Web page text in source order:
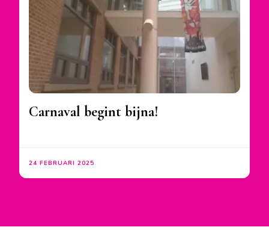
Carnaval begint bijna!
24 FEBRUARI 2025